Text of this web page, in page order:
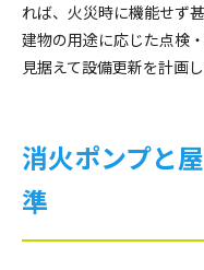
れば、火災時に機能せず
建物の用途に応じた点検
見据えて設備更新を計画
消火ポンプと
準